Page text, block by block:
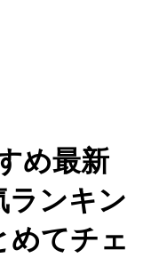
め最新
ランキン
めてチェ